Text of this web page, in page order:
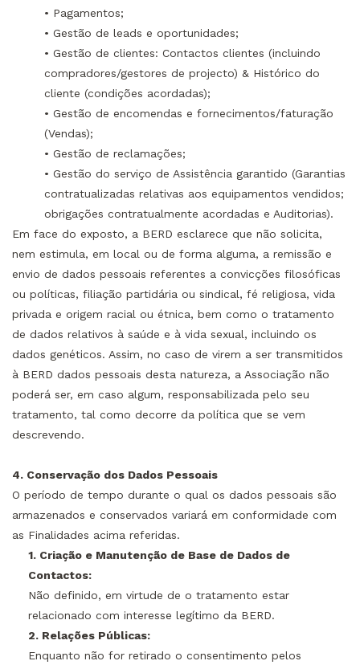
• Pagamentos;
• Gestão de leads e oportunidades;
• Gestão de clientes: Contactos clientes (incluindo
compradores/gestores de projecto) & Histórico do
cliente (condições acordadas);
• Gestão de encomendas e fornecimentos/faturação
(Vendas);
• Gestão de reclamações;
• Gestão do serviço de Assistência garantido (Garantias
contratualizadas relativas aos equipamentos vendidos;
obrigações contratualmente acordadas e Auditorias).
Em face do exposto, a BERD esclarece que não solicita,
nem estimula, em local ou de forma alguma, a remissão e
envio de dados pessoais referentes a convicções filosóficas
ou políticas, filiação partidária ou sindical, fé religiosa, vida
privada e origem racial ou étnica, bem como o tratamento
de dados relativos à saúde e à vida sexual, incluindo os
dados genéticos. Assim, no caso de virem a ser transmitidos
à BERD dados pessoais desta natureza, a Associação não
poderá ser, em caso algum, responsabilizada pelo seu
tratamento, tal como decorre da política que se vem
descrevendo.
4. Conservação dos Dados Pessoais
O período de tempo durante o qual os dados pessoais são
armazenados e conservados variará em conformidade com
as Finalidades acima referidas.
1. Criação e Manutenção de Base de Dados de
Contactos:
Não definido, em virtude de o tratamento estar
relacionado com interesse legítimo da BERD.
2. Relações Públicas:
Enquanto não for retirado o consentimento pelos